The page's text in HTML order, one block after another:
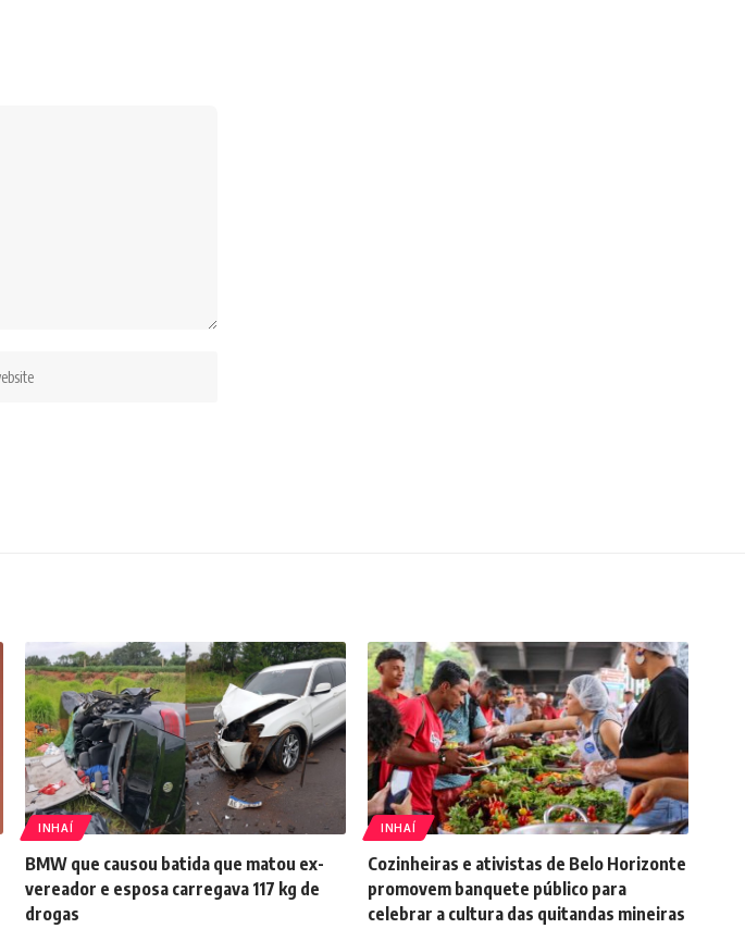
INHAÍ
BMW que causou batida que matou ex-
vereador e esposa carregava 117 kg de
drogas
INHAÍ
Cozinheiras e ativistas de Belo Horizonte
promovem banquete público para
celebrar a cultura das quitandas mineiras